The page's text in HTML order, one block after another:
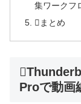
集ワークフ
まとめ
Proで動画